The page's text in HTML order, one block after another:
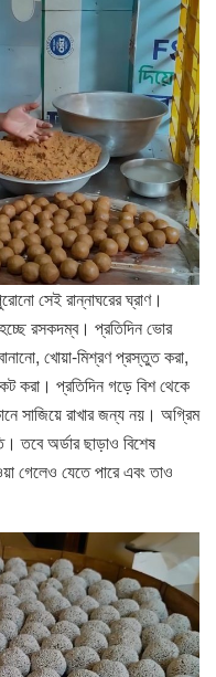
সেই রান্নাঘরের ঘ্রাণ।
রসকদম্ব। প্রতিদিন ভোর
খোয়া-মিশ্রণ প্রস্তুত করা,
করা। প্রতিদিন গড়ে বিশ থেকে
সাজিয়ে রাখার জন্য নয়। অগ্রিম
তবে অর্ডার ছাড়াও বিশেষ
গেলেও যেতে পারে এবং তাও